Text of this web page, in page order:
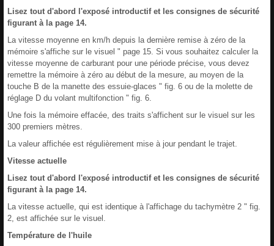
Lisez tout d'abord l'exposé introductif et les consignes de sécurité
figurant à la page 14.
La vitesse moyenne en km/h depuis la dernière remise à zéro de la
mémoire s'affiche sur le visuel " page 15. Si vous souhaitez calculer la
vitesse moyenne de carburant pour une période précise, vous devez
remettre la mémoire à zéro au début de la mesure, au moyen de la
touche B de la manette des essuie-glaces " fig. 6 ou de la molette de
réglage D du volant multifonction " fig. 6.
Une fois la mémoire effacée, des traits s'affichent sur le visuel sur les
300 premiers mètres.
La valeur affichée est régulièrement mise à jour pendant le trajet.
Vitesse actuelle
Lisez tout d'abord l'exposé introductif et les consignes de sécurité
figurant à la page 14.
La vitesse actuelle, qui est identique à l'affichage du tachymètre 2 " fig.
2, est affichée sur le visuel.
Température de l'huile